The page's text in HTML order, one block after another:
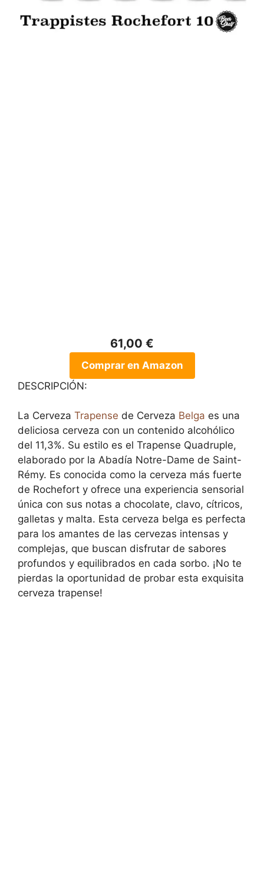
61,00 €
Comprar en Amazon
DESCRIPCIÓN:
La Cerveza Trapense de Cerveza Belga es una
deliciosa cerveza con un contenido alcohólico
del 11,3%. Su estilo es el Trapense Quadruple,
elaborado por la Abadía Notre-Dame de Saint-
Rémy. Es conocida como la cerveza más fuerte
de Rochefort y ofrece una experiencia sensorial
única con sus notas a chocolate, clavo, cítricos,
galletas y malta. Esta cerveza belga es perfecta
para los amantes de las cervezas intensas y
complejas, que buscan disfrutar de sabores
profundos y equilibrados en cada sorbo. ¡No te
pierdas la oportunidad de probar esta exquisita
cerveza trapense!